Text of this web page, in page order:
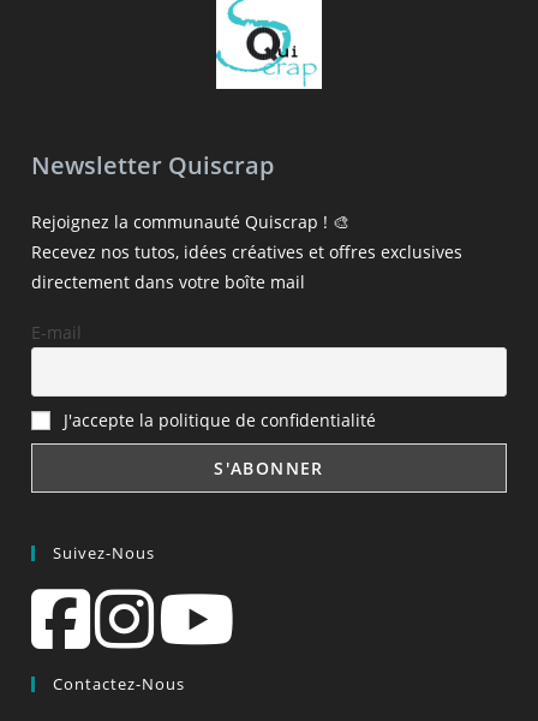
Newsletter Quiscrap
Rejoignez la communauté Quiscrap ! 🎨
Recevez nos tutos, idées créatives et offres exclusives
directement dans votre boîte mail
E-mail
J'accepte la politique de confidentialité
Suivez-Nous
Contactez-Nous